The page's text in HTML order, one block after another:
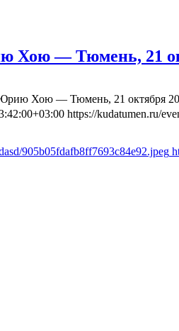
Хою — Тюмень, 21
Хою — Тюмень, 21 октября
https://kudatumen.ru/
905b05fdafb8ff7693c84e92.jpeg